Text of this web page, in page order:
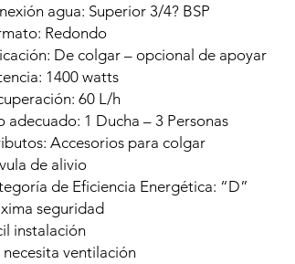
agua: Superior 3/4? BSP
Redondo
De colgar – opcional de apoyar
1400 watts
60 L/h
adecuado: 1 Ducha – 3 Personas
Accesorios para colgar
de alivio
de Eficiencia Energética: “D”
seguridad
instalación
necesita ventilación